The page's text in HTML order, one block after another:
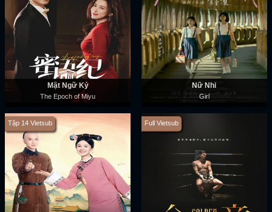
Mật Ngữ Kỷ
The Epoch of Miyu
Nữ Nhi
Girl
Tập 14 Vietsub Full Vietsub